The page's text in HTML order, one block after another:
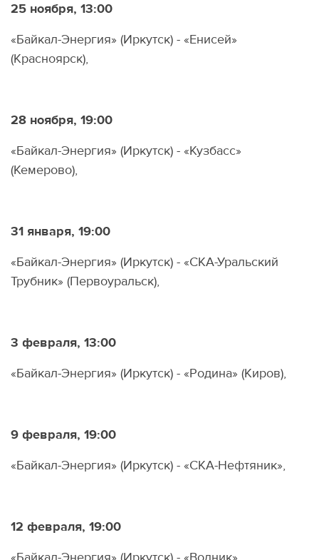
25 ноября, 13:00
«Байкал-Энергия» (Иркутск) - «Енисей»
(Красноярск),
28 ноября, 19:00
«Байкал-Энергия» (Иркутск) - «Кузбасс»
(Кемерово),
31 января, 19:00
«Байкал-Энергия» (Иркутск) - «СКА-Уральский
Трубник» (Первоуральск),
3 февраля, 13:00
«Байкал-Энергия» (Иркутск) - «Родина» (Киров),
9 февраля, 19:00
«Байкал-Энергия» (Иркутск) - «СКА-Нефтяник»,
12 февраля, 19:00